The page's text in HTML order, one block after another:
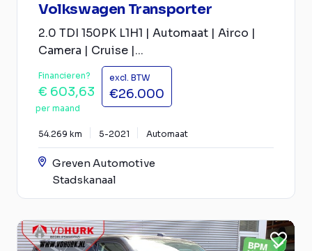
Volkswagen Transporter
2.0 TDI 150PK L1H1 | Automaat | Airco |
Camera | Cruise |...
Financieren?
€ 603,63
per maand
excl. BTW
€26.000
54.269 km 5-2021 Automaat
Greven Automotive
Stadskanaal